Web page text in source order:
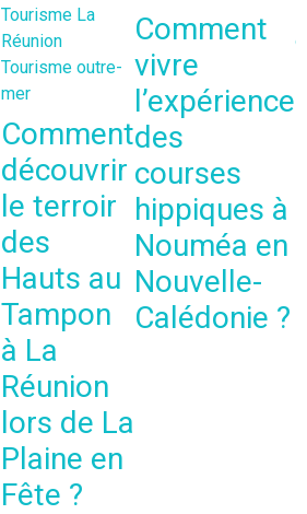
Tourisme La
Réunion
Tourisme outre-
mer
Comment
découvrir
le terroir
des
Hauts au
Tampon
à La
Réunion
lors de La
Plaine en
Fête ?
Comment
vivre
l’expérience
des
courses
hippiques à
Nouméa en
Nouvelle-
Calédonie ?